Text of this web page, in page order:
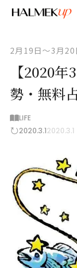
2月19日〜3月
【2020
勢・無料
LIFE
2020.3.12020.3.1